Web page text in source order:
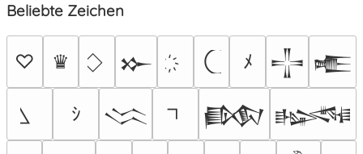
Beliebte Zeichen
♡ ♛ 𒁍 ﾒ 𒋲 𒍫
ｼ 𒈱 𒁃 𒈙